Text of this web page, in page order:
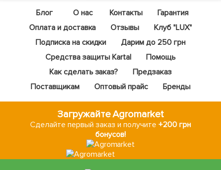
Блог О нас Контакты
Гарантия
Оплата и доставка
Отзывы
Клуб "LUX"
Подписка на скидки
Дарим до 250 грн
Средства защиты Kartal
Помощь
Как сделать заказ?
Предзаказ
Поставщикам
Оптовый прайс Бренды
Загружайте Agromarket
Сделайте первый заказ и получите +200 грн
бонусов!